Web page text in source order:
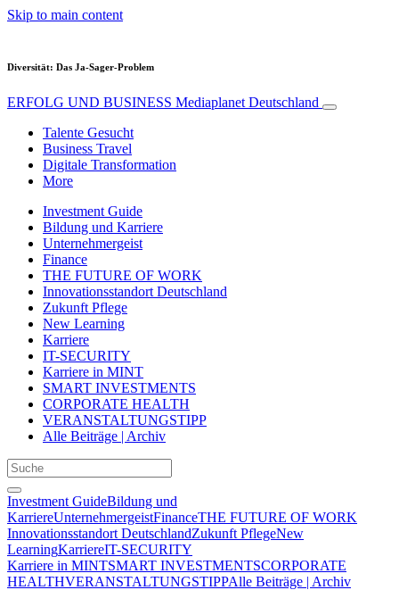
Skip to main content
Diversität: Das Ja-Sager-Problem
ERFOLG UND BUSINESS Mediaplanet Deutschland
Talente Gesucht
Business Travel
Digitale Transformation
More
Investment Guide
Bildung und Karriere
Unternehmergeist
Finance
THE FUTURE OF WORK
Innovationsstandort Deutschland
Zukunft Pflege
New Learning
Karriere
IT-SECURITY
Karriere in MINT
SMART INVESTMENTS
CORPORATE HEALTH
VERANSTALTUNGSTIPP
Alle Beiträge | Archiv
Investment GuideBildung und
KarriereUnternehmergeistFinanceTHE FUTURE OF WORK
Innovationsstandort DeutschlandZukunft PflegeNew
LearningKarriereIT-SECURITY
Karriere in MINTSMART INVESTMENTSCORPORATE
HEALTHVERANSTALTUNGSTIPPAlle Beiträge | Archiv